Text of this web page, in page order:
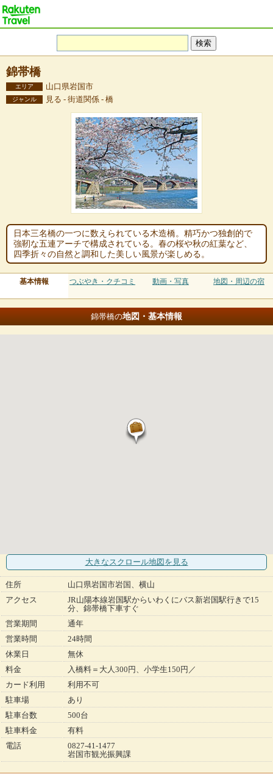
錦帯橋
エリア 山口県岩国市
ジャンル 見る - 街道関係 - 橋
日本三名橋の一つに数えられている木造橋。精巧かつ独創的で
強靭な五連アーチで構成されている。春の桜や秋の紅葉など、
四季折々の自然と調和した美しい風景が楽しめる。
基本情報 つぶやき・クチコミ 動画・写真 地図・周辺の宿
錦帯橋の地図・基本情報
大きなスクロール地図 を見る
住所
山口県岩国市岩国、横山
アクセス
JR山陽本線岩国駅からいわくにバス新岩国駅行きで15
分、錦帯橋下車すぐ
営業期間
通年
営業時間
24時間
休業日
無休
料金
入橋料＝大人300円、小学生150円／
カード利用
利用不可
駐車場
あり
駐車台数
500台
駐車料金
有料
電話
0827-41-1477
岩国市観光振興課